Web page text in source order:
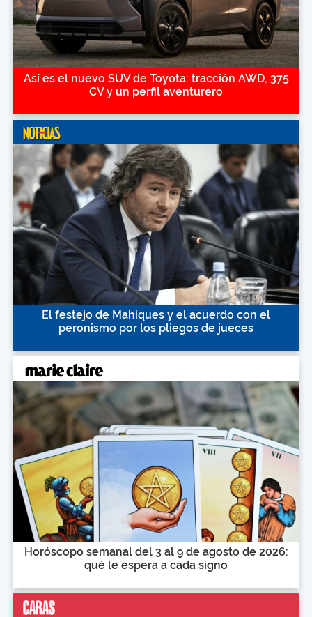
Así es el nuevo SUV de Toyota: tracción AWD, 375
CV y un perfil aventurero
El festejo de Mahiques y el acuerdo con el
peronismo por los pliegos de jueces
Horóscopo semanal del 3 al 9 de agosto de 2026:
qué le espera a cada signo